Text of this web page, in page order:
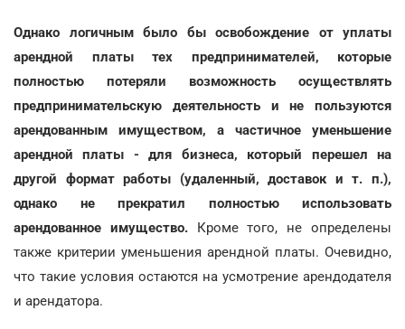
Однако логичным было бы освобождение от уплаты
арендной платы тех предпринимателей, которые
полностью потеряли возможность осуществлять
предпринимательскую деятельность и не пользуются
арендованным имуществом, а частичное уменьшение
арендной платы - для бизнеса, который перешел на
другой формат работы (удаленный, доставок и т. п.),
однако не прекратил полностью использовать
арендованное имущество.Кроме того, не определены
также критерии уменьшения арендной платы. Очевидно,
что такие условия остаются на усмотрение арендодателя
и арендатора.